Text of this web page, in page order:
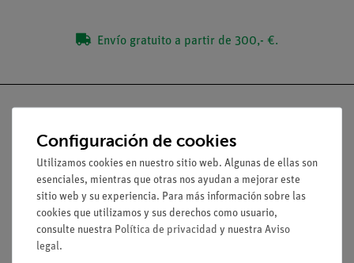
Envío gratuito a partir de 300,- €.
Nach oben
Aviso lega
Contacto
Configuración de cookies
Utilizamos cookies en nuestro sitio web. Algunas de ellas son
esenciales, mientras que otras nos ayudan a mejorar este
sitio web y su experiencia. Para más información sobre las
cookies que utilizamos y sus derechos como usuario,
consulte nuestra Política de privacidad y nuestra Aviso
legal.